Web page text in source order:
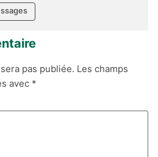
pas publiée. Les champs
avec *